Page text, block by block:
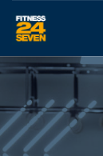
Logo